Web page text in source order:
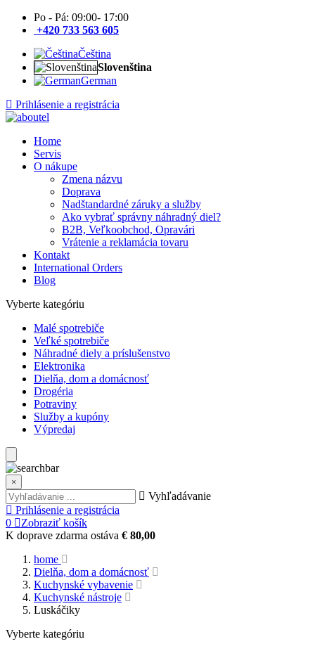
Po - Pá: 09:00- 17:00
+420 733 563 605
Čeština
Slovenština
German
Prihlásenie a registrácia
Home
Servis
O nákupe
Zmena názvu
Doprava
Nadštandardné záruky a služby
Ako vybrať správny náhradný diel?
B2B, Veľkoobchod, Opravári
Vrátenie a reklamácia tovaru
Kontakt
International Orders
Blog
Vyberte kategóriu
Malé spotrebiče
Veľké spotrebiče
Náhradné diely a príslušenstvo
Elektronika
Dielňa, dom a domácnosť
Drogéria
Potraviny
Služby a kupóny
Výpredaj
×
Vyhľadávanie
Prihlásenie a registrácia
0
Zobraziť košík
K doprave zdarma ostáva € 80,00
home
Dielňa, dom a domácnosť
Kuchynské vybavenie
Kuchynské nástroje
Luskáčiky
Vyberte kategóriu